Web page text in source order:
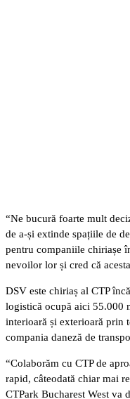
“Ne bucură foarte mult
de a-și extinde spațiile de
pentru companiile chiriașe
nevoilor lor și cred că
DSV este chiriaș al CTP
logistică ocupă aici 55.000
interioară și exterioară prin
compania daneză de
“Colaborăm cu CTP de
rapid, câteodată chiar mai
CTPark Bucharest West